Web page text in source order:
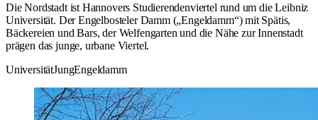
Die Nordstadt ist Hannovers Studierendenviertel rund um die Leibniz
Universität. Der Engelbosteler Damm („Engeldamm“) mit Spätis,
Bäckereien und Bars, der Welfengarten und die Nähe zur Innenstadt
prägen das junge, urbane Viertel.
UniversitätJungEngeldamm